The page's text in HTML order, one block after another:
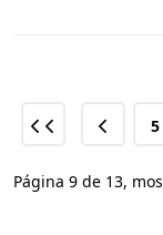
5
Página 9 de 13,